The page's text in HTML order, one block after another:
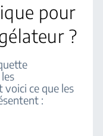
pour
?
ce que les
: